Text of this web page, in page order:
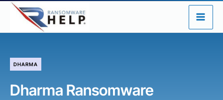
DHARMA
Dharma Ransomware